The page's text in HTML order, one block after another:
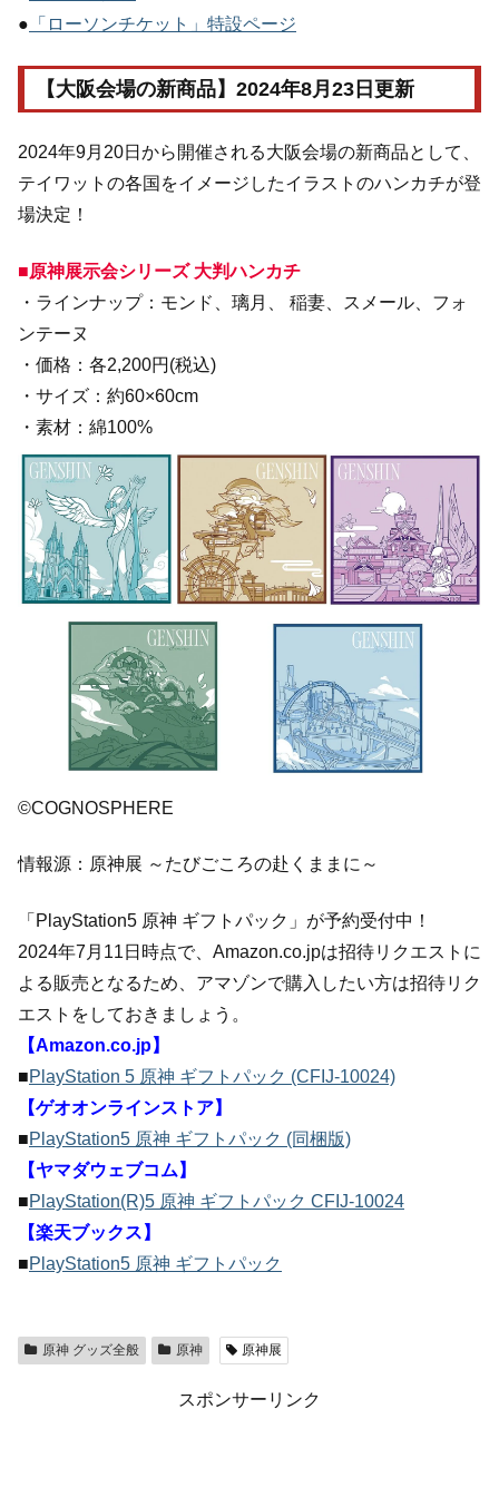
● 「ローソンチケット」特設ページ
【大阪会場の新商品】2024年8月23日更新
2024年9月20日から開催される大阪会場の新商品として、
テイワットの各国をイメージしたイラストのハンカチが登
場決定！
■原神展示会シリーズ 大判ハンカチ
・ラインナップ：モンド、璃月、 稲妻、スメール、フォ
ンテーヌ
・価格：各2,200円(税込)
・サイズ：約60×60cm
・素材：綿100%
©COGNOSPHERE
情報源：原神展 ～たびごころの赴くままに～
「PlayStation5 原神 ギフトパック」が予約受付中！
2024年7月11日時点で、Amazon.co.jpは招待リクエストに
よる販売となるため、アマゾンで購入したい方は招待リク
エストをしておきましょう。
【Amazon.co.jp】
■PlayStation 5 原神 ギフトパック (CFIJ-10024)
【ゲオオンラインストア】
■PlayStation5 原神 ギフトパック (同梱版)
【ヤマダウェブコム】
■PlayStation(R)5 原神 ギフトパック CFIJ-10024
【楽天ブックス】
■PlayStation5 原神 ギフトパック
原神 グッズ全般 原神 原神展
スポンサーリンク